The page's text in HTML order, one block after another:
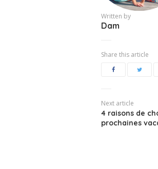
Written by
Dam
Share this article
Next article
4 raisons de
prochaines